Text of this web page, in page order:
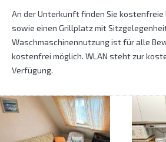
An der Unterkunft finden Sie kostenfreie
sowie einen Grillplatz mit
Waschmaschinennutzung ist für alle
kostenfrei möglich. WLAN steht zur
Verfügung.